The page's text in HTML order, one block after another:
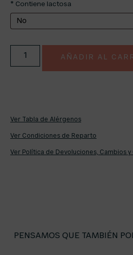
* Contiene lactosa
AÑADIR AL
Ver Tabla de Alérgenos
Ver Condiciones de Reparto
Ver Política de Devoluciones, Cambios
PENSAMOS QUE TAMBIÉN